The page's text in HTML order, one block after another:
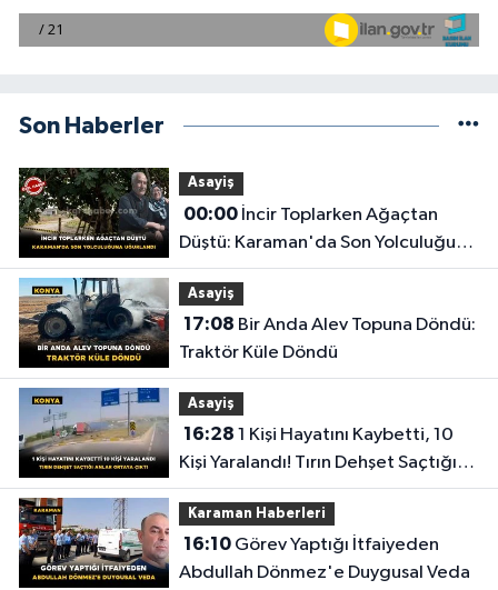
Son Haberler
Asayiş
00:00İncir Toplarken Ağaçtan
Düştü: Karaman'da Son Yolculuğuna
Uğurlandı
Asayiş
17:08
Traktör Küle Döndü
Asayiş
16:28
Kişi Yaralandı! Tırın Dehşet Saçtığı
Anlar Ortaya Çıktı
Karaman Haberleri
16:10Görev Yaptığı İtfaiyeden
Abdullah Dönmez'e Duygusal Veda